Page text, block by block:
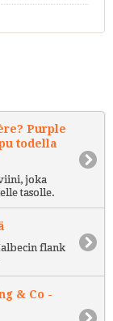
Purple
todella
joka
tasolle.
flank
& Co -